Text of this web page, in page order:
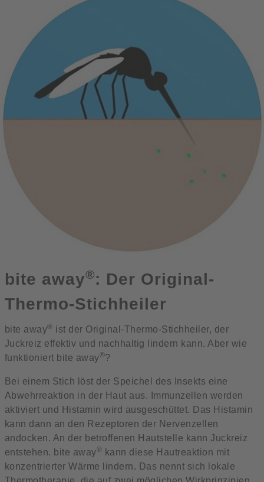
bite away®: Der Original-
Thermo-Stichheiler
bite away® ist der Original-Thermo-Stichheiler, der
Juckreiz effektiv und nachhaltig lindern kann. Aber wie
funktioniert bite away®?
Bei einem Stich löst der Speichel des Insekts eine
Abwehrreaktion in der Haut aus. Immunzellen werden
aktiviert und Histamin wird ausgeschüttet. Das Histamin
kann dann an den Rezeptoren der Nervenzellen
andocken. An der betroffenen Hautstelle kann Juckreiz
entstehen. bite away® kann diese Hautreaktion mit
konzentrierter Wärme lindern. Das nennt sich lokale